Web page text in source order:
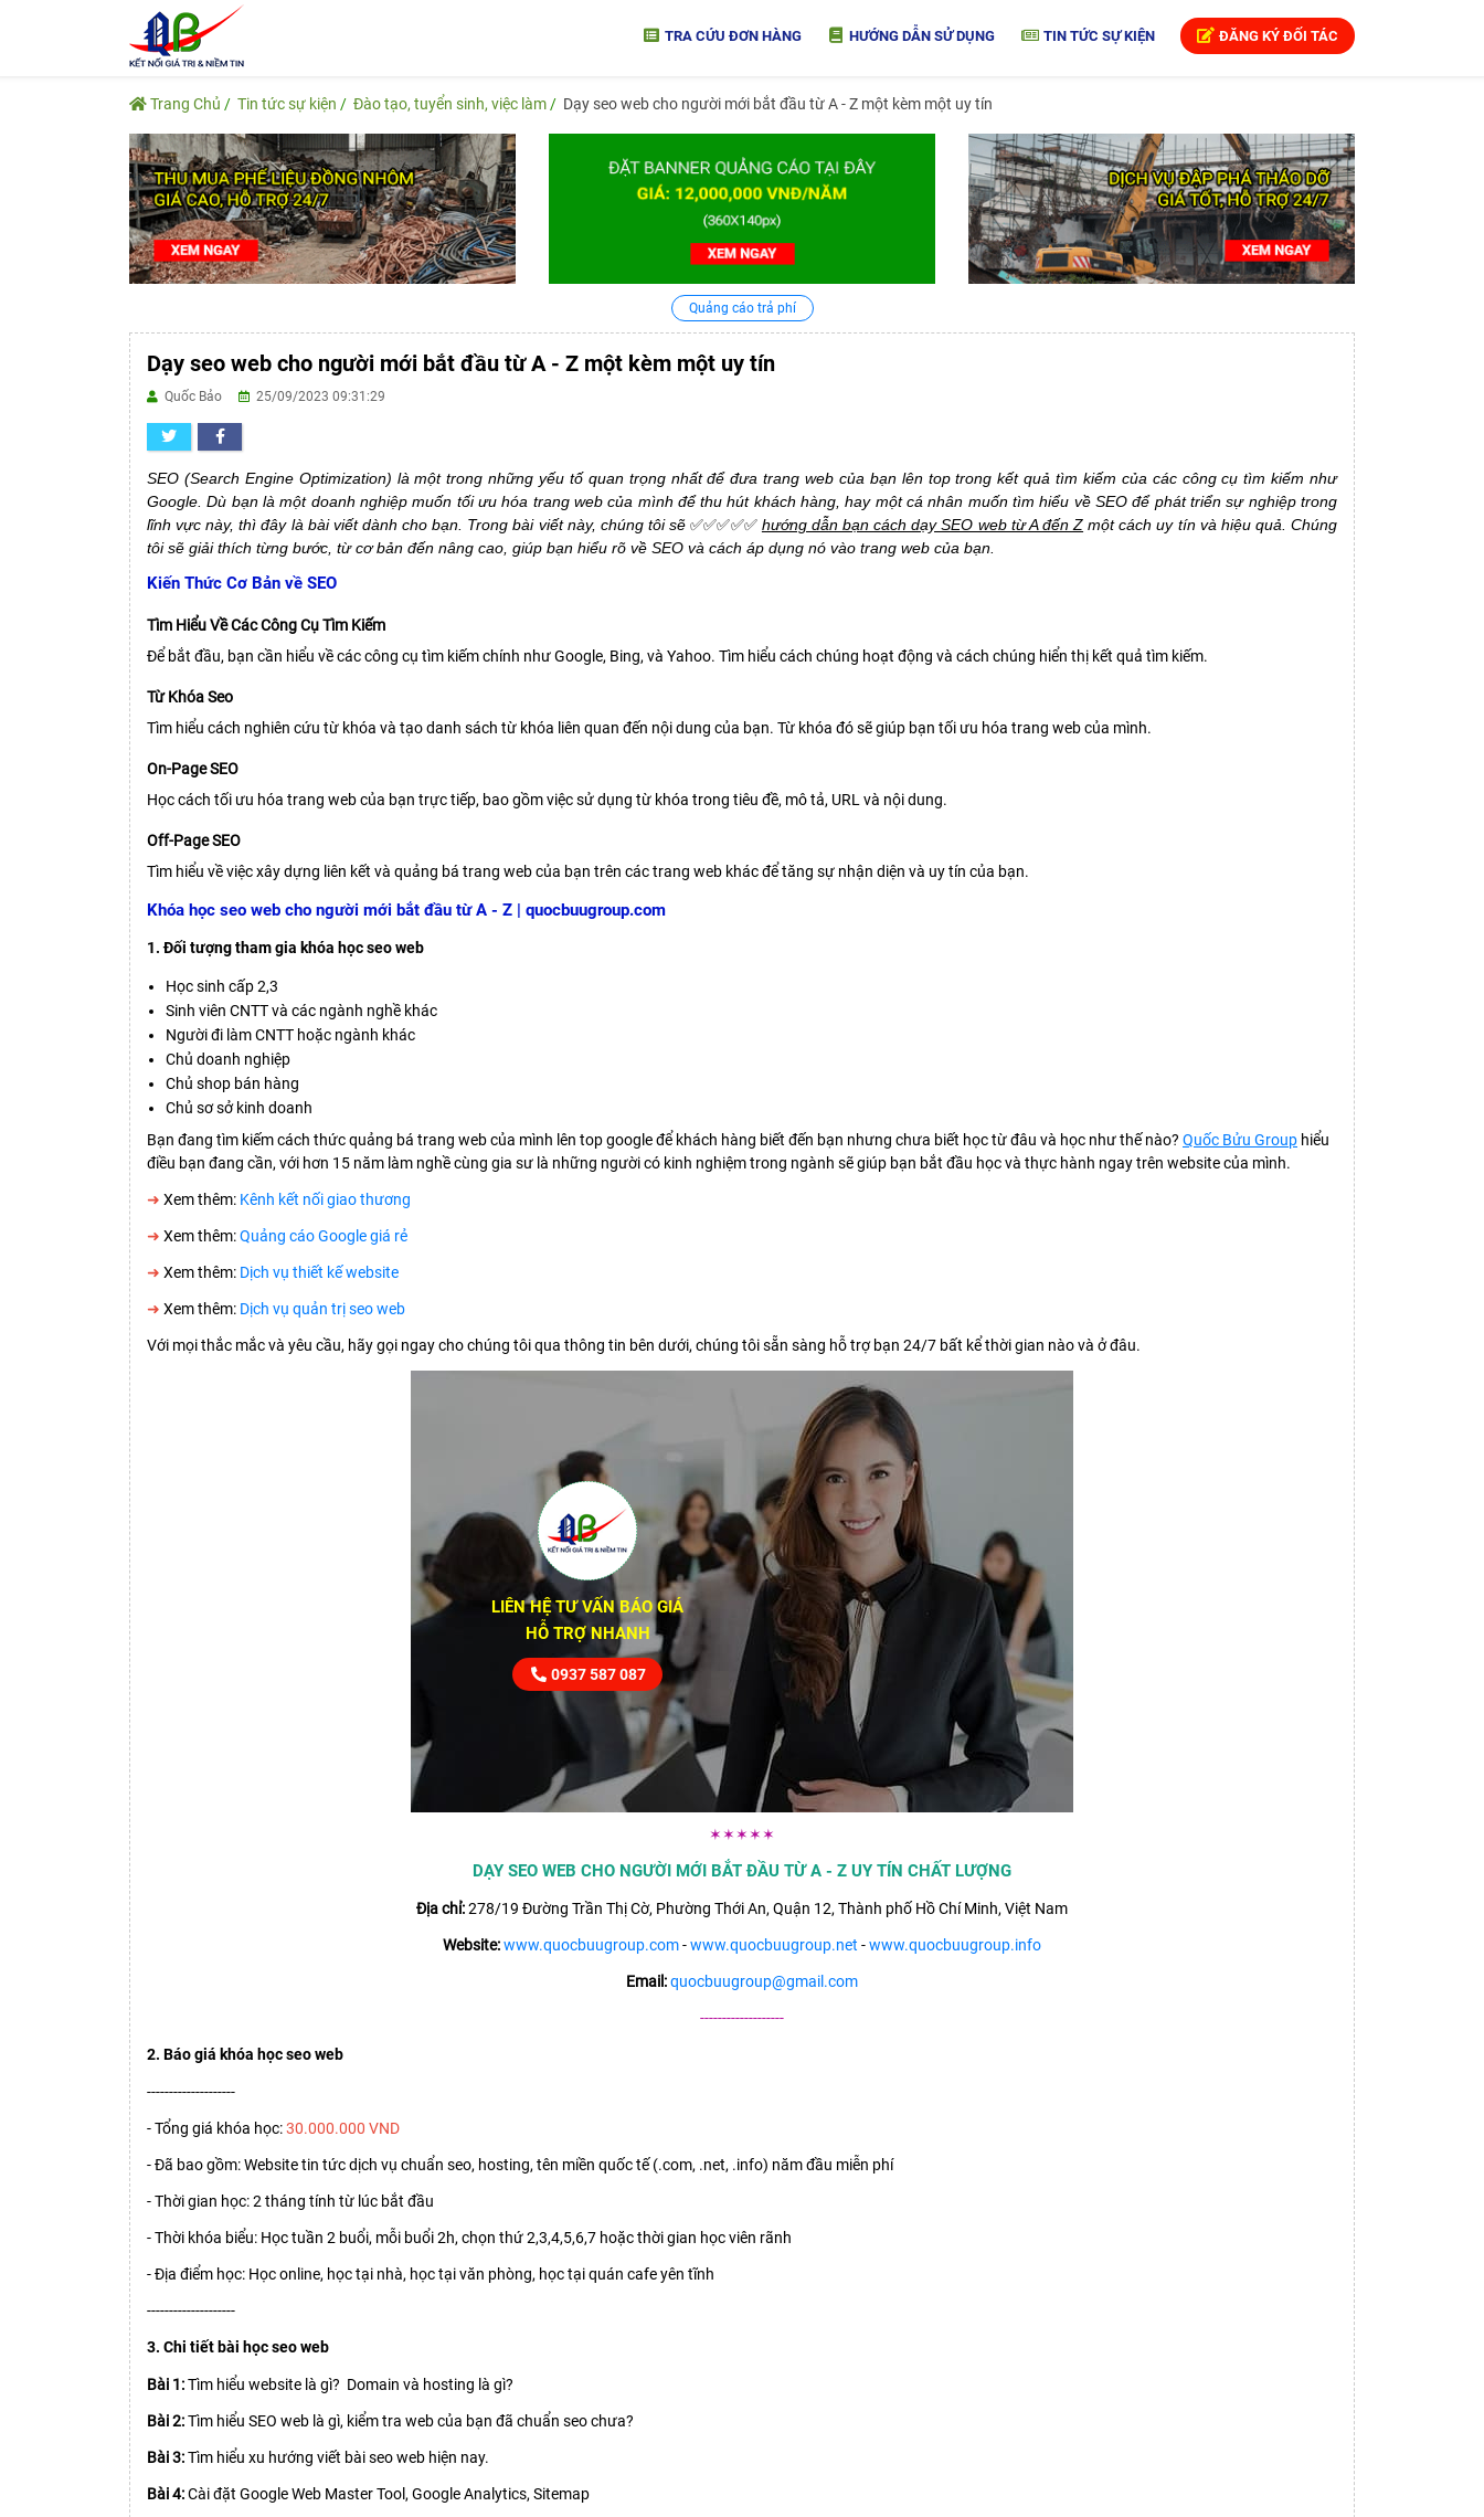
TRA CỨU ĐƠN HÀNG HƯỚNG DẪN SỬ DỤNG TIN TỨC SỰ KIỆN ĐĂNG KÝ ĐỐI TÁC
Trang Chủ Tin tức sự kiện Đào tạo, tuyển sinh, việc làm Dạy seo web cho người mới bắt đầu từ A - Z một kèm một uy tín
Quảng cáo trả phí
Dạy seo web cho người mới bắt đầu từ A - Z một kèm một uy tín
Quốc Bảo 25/09/2023 09:31:29
SEO (Search Engine Optimization) là một trong những yếu tố quan trọng nhất để đưa trang web của bạn lên top trong kết quả tìm kiếm của các công cụ tìm kiếm như
Google. Dù bạn là một doanh nghiệp muốn tối ưu hóa trang web của mình để thu hút khách hàng, hay một cá nhân muốn tìm hiểu về SEO để phát triển sự nghiệp trong
lĩnh vực này, thì đây là bài viết dành cho bạn. Trong bài viết này, chúng tôi sẽ✅✅✅✅✅ hướng dẫn bạn cách dạy SEO web từ A đến Z một cách uy tín và hiệu quả. Chúng
tôi sẽ giải thích từng bước, từ cơ bản đến nâng cao, giúp bạn hiểu rõ về SEO và cách áp dụng nó vào trang web của bạn.
Kiến Thức Cơ Bản về SEO
Tìm Hiểu Về Các Công Cụ Tìm Kiếm
Để bắt đầu, bạn cần hiểu về các công cụ tìm kiếm chính như Google, Bing, và Yahoo. Tìm hiểu cách chúng hoạt động và cách chúng hiển thị kết quả tìm kiếm.
Từ Khóa Seo
Tìm hiểu cách nghiên cứu từ khóa và tạo danh sách từ khóa liên quan đến nội dung của bạn. Từ khóa đó sẽ giúp bạn tối ưu hóa trang web của mình.
On-Page SEO
Học cách tối ưu hóa trang web của bạn trực tiếp, bao gồm việc sử dụng từ khóa trong tiêu đề, mô tả, URL và nội dung.
Off-Page SEO
Tìm hiểu về việc xây dựng liên kết và quảng bá trang web của bạn trên các trang web khác để tăng sự nhận diện và uy tín của bạn.
Khóa học seo web cho người mới bắt đầu từ A - Z | quocbuugroup.com
1. Đối tượng tham gia khóa học seo web
Học sinh cấp 2,3
Sinh viên CNTT và các ngành nghề khác
Người đi làm CNTT hoặc ngành khác
Chủ doanh nghiệp
Chủ shop bán hàng
Chủ sơ sở kinh doanh
Bạn đang tìm kiếm cách thức quảng bá trang web của mình lên top google để khách hàng biết đến bạn nhưng chưa biết học từ đâu và học như thế nào? Quốc Bửu Group hiểu
điều bạn đang cần, với hơn 15 năm làm nghề cùng gia sư là những người có kinh nghiệm trong ngành sẽ giúp bạn bắt đầu học và thực hành ngay trên website của mình.
➜ Xem thêm: Kênh kết nối giao thương
➜ Xem thêm:Quảng cáo Google giá rẻ
➜ Xem thêm: Dịch vụ thiết kế website
➜ Xem thêm: Dịch vụ quản trị seo web
Với mọi thắc mắc và yêu cầu, hãy gọi ngay cho chúng tôi qua thông tin bên dưới, chúng tôi sẵn sàng hỗ trợ bạn 24/7 bất kể thời gian nào và ở đâu.
LIÊN HỆ TƯ VẤN BÁO GIÁ
HỖ TRỢ NHANH
0937 587 087
✶✶✶✶✶
DẠY SEO WEB CHO NGƯỜI MỚI BẮT ĐẦU TỪ A - Z UY TÍN CHẤT LƯỢNG
Địa chỉ:278/19 Đường Trần Thị Cờ, Phường Thới An, Quận 12, Thành phố Hồ Chí Minh, Việt Nam
Website:www.quocbuugroup.com-www.quocbuugroup.net -www.quocbuugroup.info
Email:quocbuugroup@gmail.com
-------------------
2. Báo giá khóa học seo web
--------------------
- Tổng giá khóa học:30.000.000 VND
- Đã bao gồm: Website tin tức dịch vụ chuẩn seo, hosting, tên miền quốc tế (.com, .net, .info) năm đầu miễn phí
- Thời gian học: 2 tháng tính từ lúc bắt đầu
- Thời khóa biểu: Học tuần 2 buổi, mỗi buổi 2h, chọn thứ 2,3,4,5,6,7 hoặc thời gian học viên rãnh
- Địa điểm học: Học online, học tại nhà, học tại văn phòng, học tại quán cafe yên tĩnh
--------------------
3. Chi tiết bài học seo web
Bài 1:Tìm hiểu website là gì? Domain và hosting là gì?
Bài 2:Tìm hiểu SEO web là gì, kiểm tra web của bạn đã chuẩn seo chưa?
Bài 3:Tìm hiểu xu hướng viết bài seo web hiện nay.
Bài 4:Cài đặt Google Web Master Tool, Google Analytics, Sitemap